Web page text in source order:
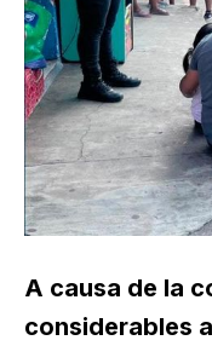
A causa de la
considerables